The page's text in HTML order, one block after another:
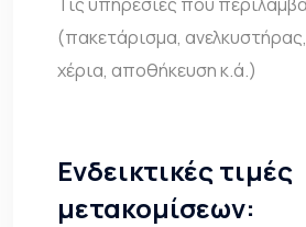
(πακετάρισμα,
χέρια, αποθήκευση κ.ά.)
Ενδεικτικές τιμές
μετακομίσεων: